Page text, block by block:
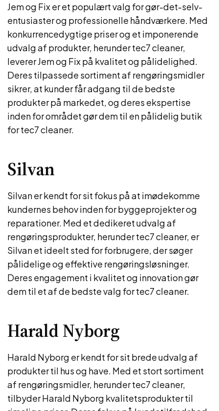
Jem og Fix er et populært valg for gør-det-selv-
entusiaster og professionelle håndværkere. Med
konkurrencedygtige priser og et imponerende
udvalg af produkter, herunder tec7 cleaner,
leverer Jem og Fix på kvalitet og pålidelighed.
Deres tilpassede sortiment af rengøringsmidler
sikrer, at kunder får adgang til de bedste
produkter på markedet, og deres ekspertise
inden for området gør dem til en pålidelig butik
for tec7 cleaner.
Silvan
Silvan er kendt for sit fokus på at imødekomme
kundernes behov inden for byggeprojekter og
reparationer. Med et dedikeret udvalg af
rengøringsprodukter, herunder tec7 cleaner, er
Silvan et ideelt sted for forbrugere, der søger
pålidelige og effektive rengøringsløsninger.
Deres engagement i kvalitet og innovation gør
dem til et af de bedste valg for tec7 cleaner.
Harald Nyborg
Harald Nyborg er kendt for sit brede udvalg af
produkter til hus og have. Med et stort sortiment
af rengøringsmidler, herunder tec7 cleaner,
tilbyder Harald Nyborg kvalitetsprodukter til